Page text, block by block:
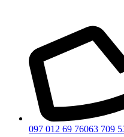
097 012 69 76063 709